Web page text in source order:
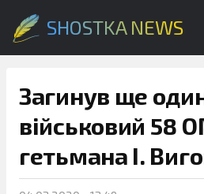
SHOSTKA NEWS
Загинув ще
військовий 58
гетьмана І.